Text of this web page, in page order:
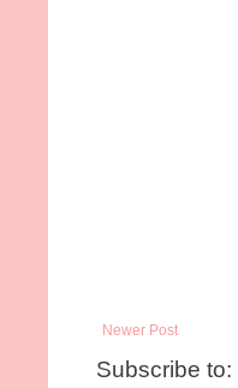
Newer Post
Subscribe to: